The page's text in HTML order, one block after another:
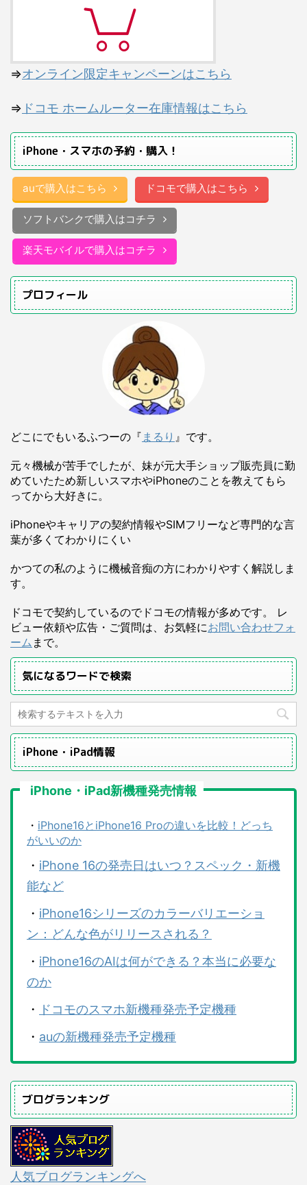
⇒オンライン限定キャンペーンはこちら
⇒ ドコモ ホームルーター在庫情報はこちら
iPhone・スマホの予約・購入！
auで購入はこちら ドコモで購入はこちら
ソフトバンクで購入はコチラ
楽天モバイルで購入はコチラ
プロフィール
どこにでもいるふつーの『 まるり 』です。
元々機械が苦手でしたが、妹が元大手ショップ販売員に勤
めていたため新しいスマホやiPhoneのことを教えてもら
ってから大好きに。
iPhoneやキャリアの契約情報やSIMフリーなど専門的な言
葉が多くてわかりにくい
かつての私のように機械音痴の方にわかりやすく解説しま
す。
ドコモで契約しているのでドコモの情報が多めです。 レ
ビュー依頼や広告・ご質問は、お気軽にお問い合わせフォ
ーム まで。
気になるワードで検索
iPhone・iPad情報
iPhone・iPad新機種発売情報
・ iPhone16とiPhone16 Proの違いを比較！どっち
がいいのか
・ iPhone 16の発売日はいつ？スペック・新機
能など
・ iPhone16シリーズのカラーバリエーショ
ン：どんな色がリリースされる？
・ iPhone16のAIは何ができる？本当に必要な
のか
・
ドコモのスマホ新機種発売予定機種
・ auの新機種発売予定機種
ブログランキング
人気ブログランキングへ